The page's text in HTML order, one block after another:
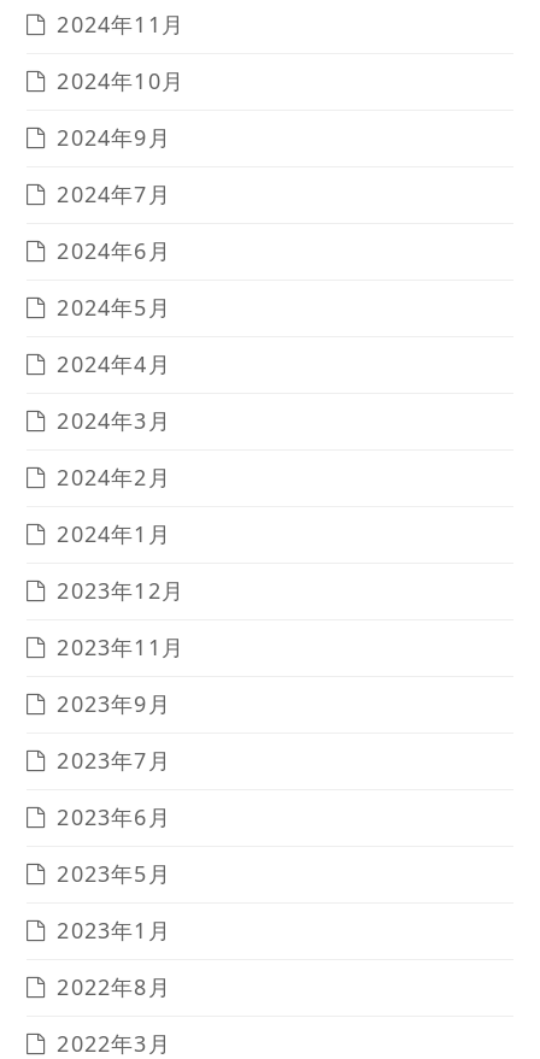
2024年11月
2024年10月
2024年9月
2024年7月
2024年6月
2024年5月
2024年4月
2024年3月
2024年2月
2024年1月
2023年12月
2023年11月
2023年9月
2023年7月
2023年6月
2023年5月
2023年1月
2022年8月
2022年3月